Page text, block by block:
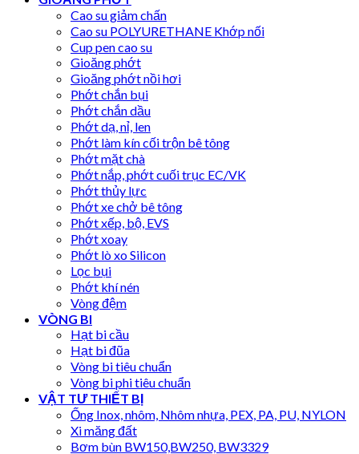
Cao su giảm chấn
Cao su POLYURETHANE Khớp nối
Cup pen cao su
Gioăng phớt
Gioăng phớt nồi hơi
Phớt chắn bụi
Phớt chắn dầu
Phớt dạ, nỉ, len
Phớt làm kín cối trộn bê tông
Phớt mặt chà
Phớt nắp, phớt cuối trục EC/VK
Phớt thủy lực
Phớt xe chở bê tông
Phớt xếp, bộ, EVS
Phớt xoay
Phớt lò xo Silicon
Lọc bụi
Phớt khí nén
Vòng đệm
VÒNG BI
Hạt bi cầu
Hạt bi đũa
Vòng bi tiêu chuẩn
Vòng bi phi tiêu chuẩn
VẬT TƯ THIẾT BỊ
Ống Inox, nhôm, Nhôm nhựa, PEX, PA, PU, NYLON
Xi măng đất
Bơm bùn BW150,BW250, BW3329